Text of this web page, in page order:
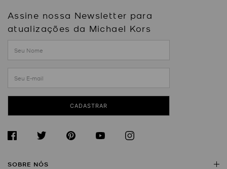
Assine nossa Newsletter para
atualizações da Michael Kors
CADASTRAR
SOBRE NÓS